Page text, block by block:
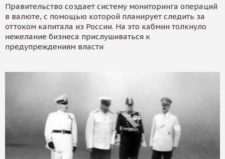
Правительство создает систему мониторинга операций
в валюте, с помощью которой планирует следить за
оттоком капитала из России. На это кабмин толкнуло
нежелание бизнеса прислушиваться к
предупреждениям власти